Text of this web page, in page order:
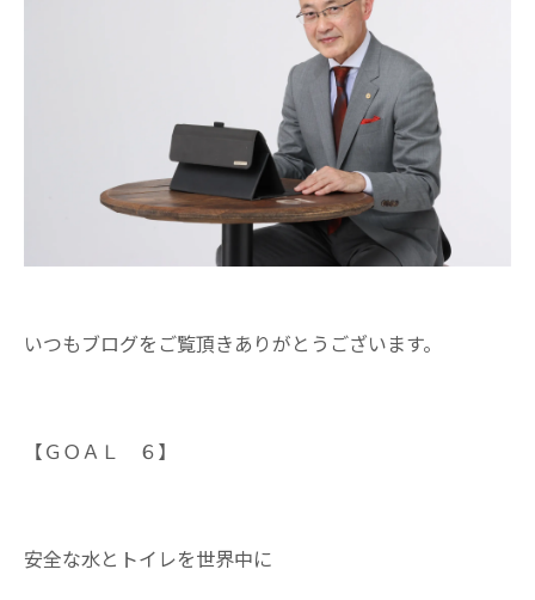
いつもブログをご覧頂きありがとうございます。
【ＧＯＡＬ ６】
安全な水とトイレを世界中に